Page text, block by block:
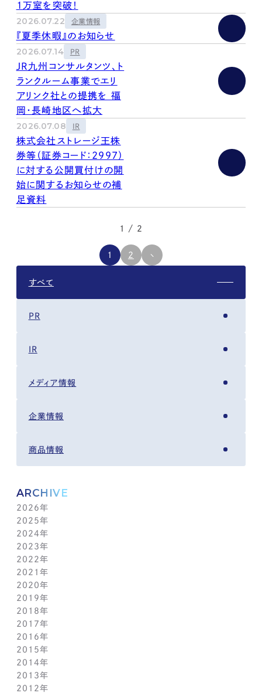
すべて
PR
IR
メディア情報
企業情報
商品情報
ARCHIVE
2026年
8月(1)
7月(14)
6月(5)
5月(6)
4月(12)
3月(13)
2月(9)
1月(4)
2025年
12月(6)
11月(5)
10月(8)
9月(12)
8月(8)
7月(10)
6月(6)
5月(7)
4月(11)
3月(9)
2月(10)
1月(5)
2024年
12月(7)
11月(5)
10月(12)
9月(4)
8月(5)
7月(11)
6月(7)
5月(5)
4月(11)
3月(6)
2月(13)
1月(2)
2023年
12月(3)
11月(13)
10月(11)
9月(3)
8月(5)
7月(8)
6月(2)
5月(12)
4月(5)
3月(8)
2月(9)
2022年
12月(2)
11月(4)
10月(4)
9月(1)
8月(3)
7月(6)
6月(2)
5月(4)
4月(6)
3月(8)
2021年
12月(4)
11月(2)
10月(6)
9月(3)
8月(2)
7月(7)
6月(1)
5月(5)
4月(6)
2020年
12月(2)
11月(3)
10月(5)
9月(3)
8月(3)
7月(5)
6月(1)
5月(3)
2019年
12月(2)
11月(3)
10月(4)
9月(1)
8月(4)
7月(5)
6月(1)
2018年
12月(2)
11月(7)
10月(8)
9月(7)
8月(8)
7月(7)
2017年
12月(2)
11月(5)
10月(5)
9月(5)
8月(6)
2016年
12月(2)
11月(3)
10月(7)
9月(2)
2015年
12月(3)
11月(6)
10月(7)
2014年
12月(2)
11月(7)
2013年
12月(6)
2012年
1万室を突破！
2026.07.22 企業情報
『夏季休暇』のお知らせ
2026.07.14 PR
JR九州コンサルタンツ、ト
ランクルーム事業でエリ
アリンク社との提携を 福
岡・長崎地区へ拡大
2026.07.08 IR
株式会社ストレージ王株
券等（証券コード：2997）
に対する公開買付けの開
始に関するお知らせの補
足資料
1 / 2
1 2